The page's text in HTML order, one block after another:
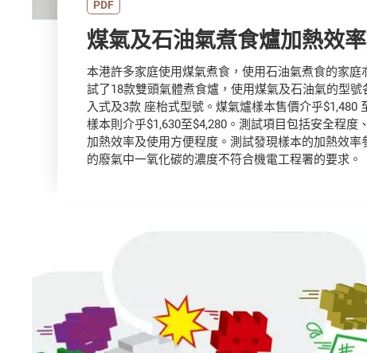
PDF
煤氣及石油氣煮食爐加熱效
本港許多家庭使用煤氣煮食，使用石油氣煮食的家庭
試了18款雙頭氣體煮食爐，使用煤氣及石油氣的型
入式及3款 座枱式型號。煤氣爐樣本售價介乎$1,480
樣本則介乎$1,630至$4,280。測試項目包括安全程度
加熱效率及使用方便程度。測試發現樣本的加熱效率
的廢氣中一氧化碳的濃度不符合機電工程署的要求。